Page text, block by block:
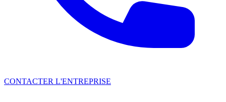
CONTACTER L'ENTREPRISE